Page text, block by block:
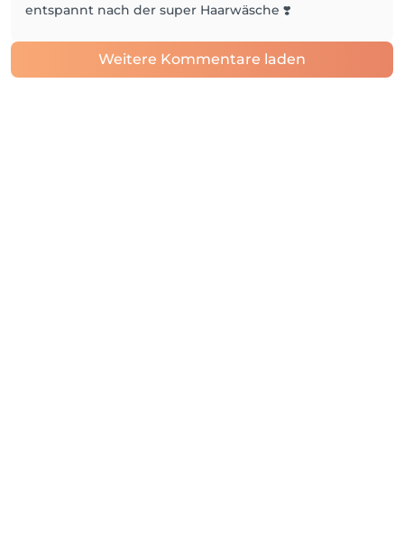
entspannt nach der super Haarwäsche ❣️
Weitere Kommentare laden